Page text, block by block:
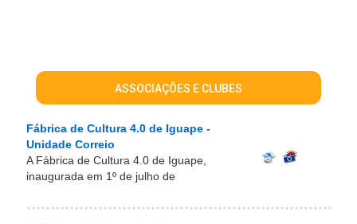
ASSOCIAÇÕES E CLUBES
Fábrica de Cultura 4.0 de Iguape -
Unidade Correio
A Fábrica de Cultura 4.0 de Iguape,
inaugurada em 1º de julho de